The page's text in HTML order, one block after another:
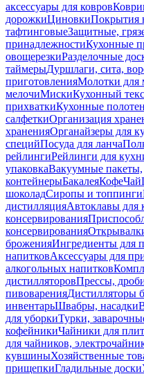
аксессуары для ковров
дорожкиЦиновкиПокрытия
тафтинговыеЗащитные,
принадлежностиКухонные
овощерезкиРазделочные
таймерыДуршлаги, сита,
приготовленияМолотки для
мелочиМискиКухонный
прихваткиКухонные
салфеткиОрганизация
храненияОрганайзеры для
специйПосуда для ланча
рейлингиРейлинги для
упаковкаВакуумные пакеты,
контейнерыБакалеяКофеЧай
шоколадСиропы и топпинги
дистилляцияАвтоклавы для
консервирования
консервирования
броженияИнгредиенты для
напитковАксессуары для
алкогольных напитков
дистилляторовПрессы,
пивоваренияДистилляторы
инвентарьШвабры, насадки
для уборкиТурки,
кофейникиЧайники для
для чайников,
кувшиныХозяйственные
прищепкиГладильные доски